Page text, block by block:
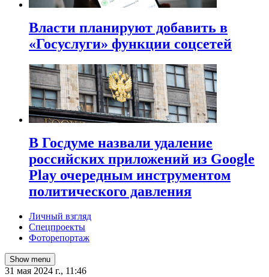
Власти планируют добавить в
«Госуслуги» функции соцсетей
В Госдуме назвали удаление
российских приложений из Google
Play очередным инструментом
политического давления
Личный взгляд
Спецпроекты
Фоторепортаж
Show menu
31 мая 2024 г., 11:46